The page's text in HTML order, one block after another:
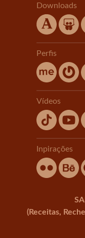
Downloads
Perfis
Vídeos
Inpirações
(Receitas,